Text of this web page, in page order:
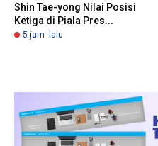
Shin Tae-yong Nilai Posisi
Ketiga di Piala Pres...
5 jam lalu